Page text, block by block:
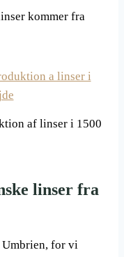
kommer fra
af linser i 1500
linser fra
for vi